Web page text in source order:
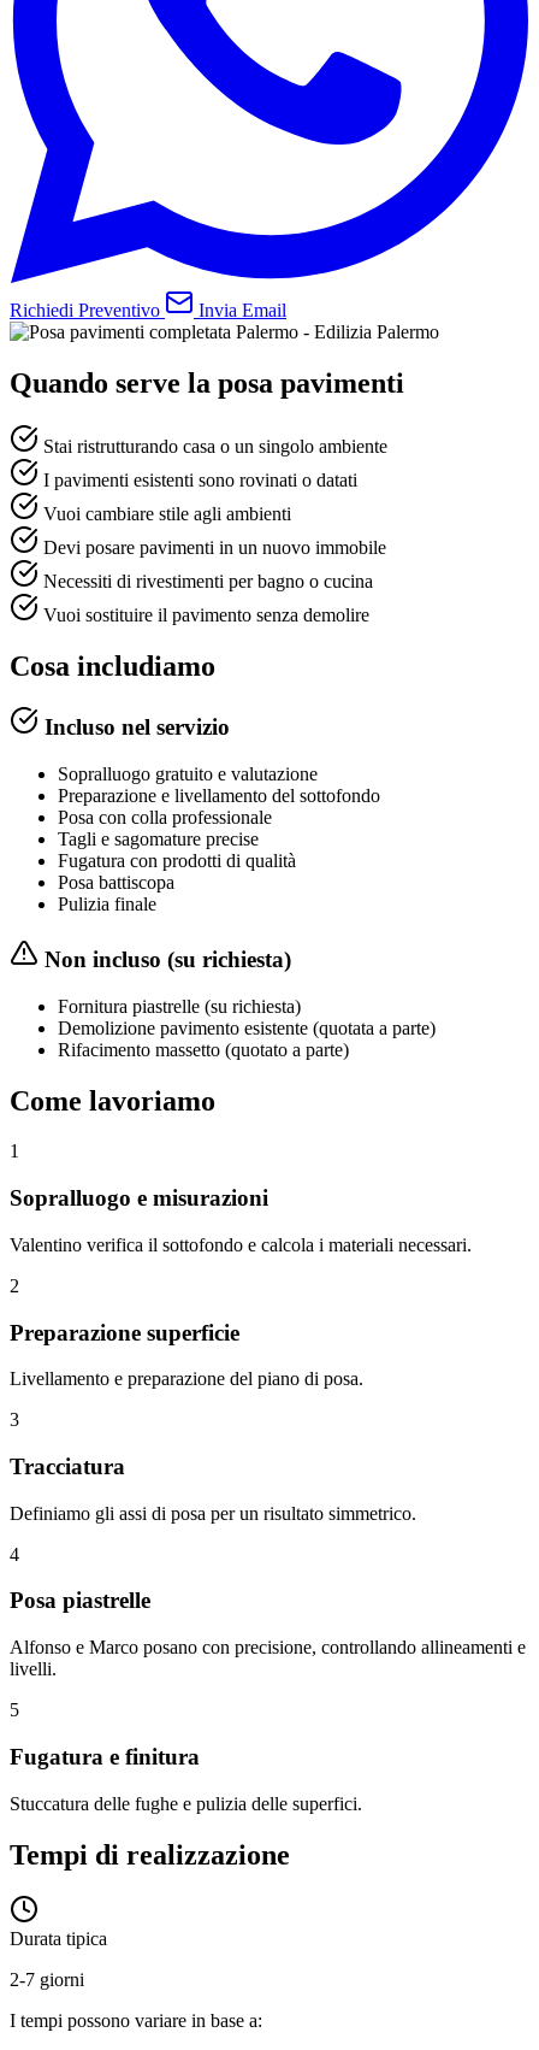
Richiedi Preventivo Invia Email
Quando serve la posa pavimenti
Stai ristrutturando casa o un singolo ambiente
I pavimenti esistenti sono rovinati o datati
Vuoi cambiare stile agli ambienti
Devi posare pavimenti in un nuovo immobile
Necessiti di rivestimenti per bagno o cucina
Vuoi sostituire il pavimento senza demolire
Cosa includiamo
Incluso nel servizio
Sopralluogo gratuito e valutazione
Preparazione e livellamento del sottofondo
Posa con colla professionale
Tagli e sagomature precise
Fugatura con prodotti di qualità
Posa battiscopa
Pulizia finale
Non incluso (su richiesta)
Fornitura piastrelle (su richiesta)
Demolizione pavimento esistente (quotata a parte)
Rifacimento massetto (quotato a parte)
Come lavoriamo
1
Sopralluogo e misurazioni
Valentino verifica il sottofondo e calcola i materiali necessari.
2
Preparazione superficie
Livellamento e preparazione del piano di posa.
3
Tracciatura
Definiamo gli assi di posa per un risultato simmetrico.
4
Posa piastrelle
Alfonso e Marco posano con precisione, controllando allineamenti e
livelli.
5
Fugatura e finitura
Stuccatura delle fughe e pulizia delle superfici.
Tempi di realizzazione
Durata tipica
2-7 giorni
I tempi possono variare in base a: